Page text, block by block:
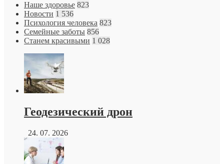
Наше здоровье 823
Новости 1 536
Психология человека 823
Семейные заботы 856
Станем красивыми 1 028
Геодезический дрон
24. 07. 2026